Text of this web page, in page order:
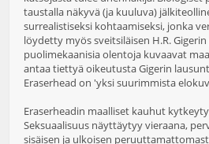
taustalla näkyvä (ja kuuluva)
surrealistiseksi kohtaamiseksi, jonka
löydetty myös sveitsiläisen H.R.
puolimekaanisia olentoja kuvaavat
antaa tiettyä oikeutusta Gigerin
Eraserhead on 'yksi suurimmista
Eraserheadin maalliset kauhut
Seksuaalisuus näyttäytyy vieraana,
sisäisen ja ulkoisen